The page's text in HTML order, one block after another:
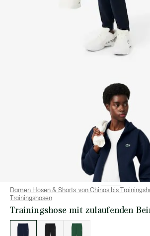
Damen Hosen & Shorts: von Chinos bis
Trainingshosen
Trainingshose mit zulaufenden
Liste
der
Varianten